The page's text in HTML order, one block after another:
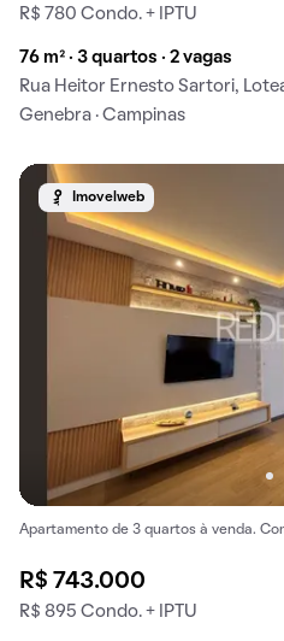
R$ 780 Condo. + IPTU
76 m² · 3 quartos · 2 vagas
Rua Heitor Ernesto Sartori,
Genebra · Campinas
Imovelweb
Apartamento de 3 quartos à venda.
R$ 743.000
R$ 895 Condo. + IPTU